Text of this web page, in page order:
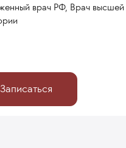
врач РФ, Врач высшей
Записаться